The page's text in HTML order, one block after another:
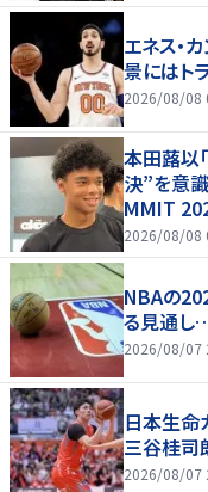
エネス・
景にはト
2026/08/08
本田蕗以
決”を意
MMIT
2026/08/08
NBAの
る見通し
2026/08/07
日本生命
三谷桂司
2026/08/07